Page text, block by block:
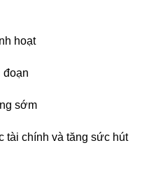
hoạt
đoạn
sớm
tài chính và tăng sức hút